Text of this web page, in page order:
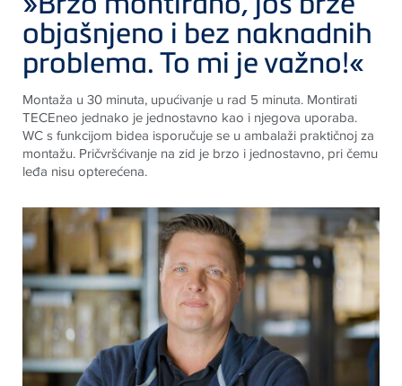
objašnjeno i bez naknadnih
problema. To mi je važno!«
Montaža u 30 minuta, upućivanje u rad 5 minuta. Montirati
TECEneo jednako je jednostavno kao i njegova uporaba.
WC s funkcijom bidea isporučuje se u ambalaži praktičnoj za
montažu. Pričvršćivanje na zid je brzo i jednostavno, pri čemu
leđa nisu opterećena.